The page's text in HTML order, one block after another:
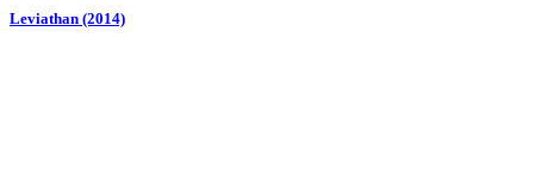
Leviathan (2014)